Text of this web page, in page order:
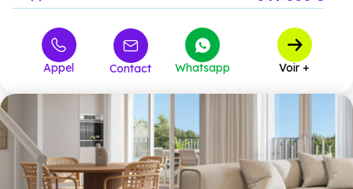
Appel Contact Whatsapp Voir +